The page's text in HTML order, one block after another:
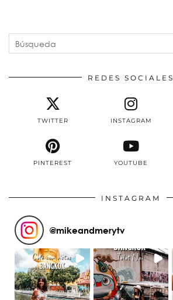
REDES SOCIALES
TWITTER INSTAGRAM
PINTEREST YOUTUBE
INSTAGRAM
@mikeandmerytv